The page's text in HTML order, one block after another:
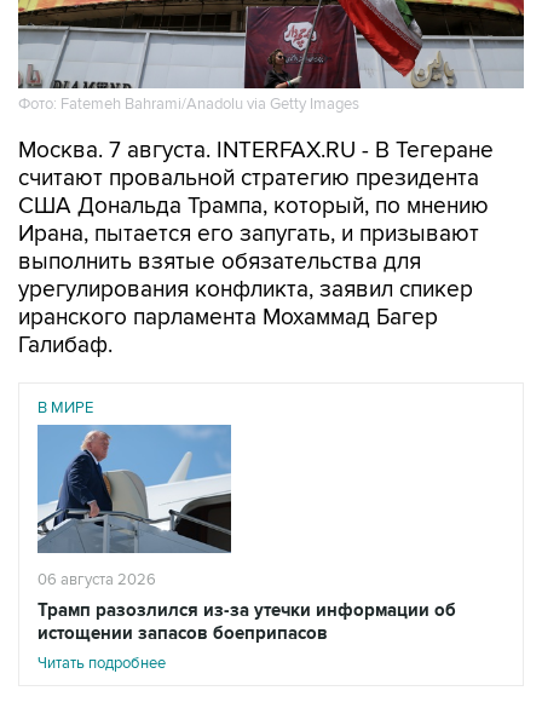
Фото: Fatemeh Bahrami/Anadolu via Getty Images
Москва. 7 августа. INTERFAX.RU - В Тегеране
США Дональда Трампа, который, по мнению
Ирана, пытается его запугать, и призывают
выполнить взятые обязательства для
урегулирования конфликта, заявил спикер
иранского парламента Мохаммад Багер
Галибаф.
В МИРЕ
06 августа 2026
Трамп разозлился из-за утечки информации об
истощении запасов боеприпасов
Читать подробнее
"Использование запугивания, нарушения